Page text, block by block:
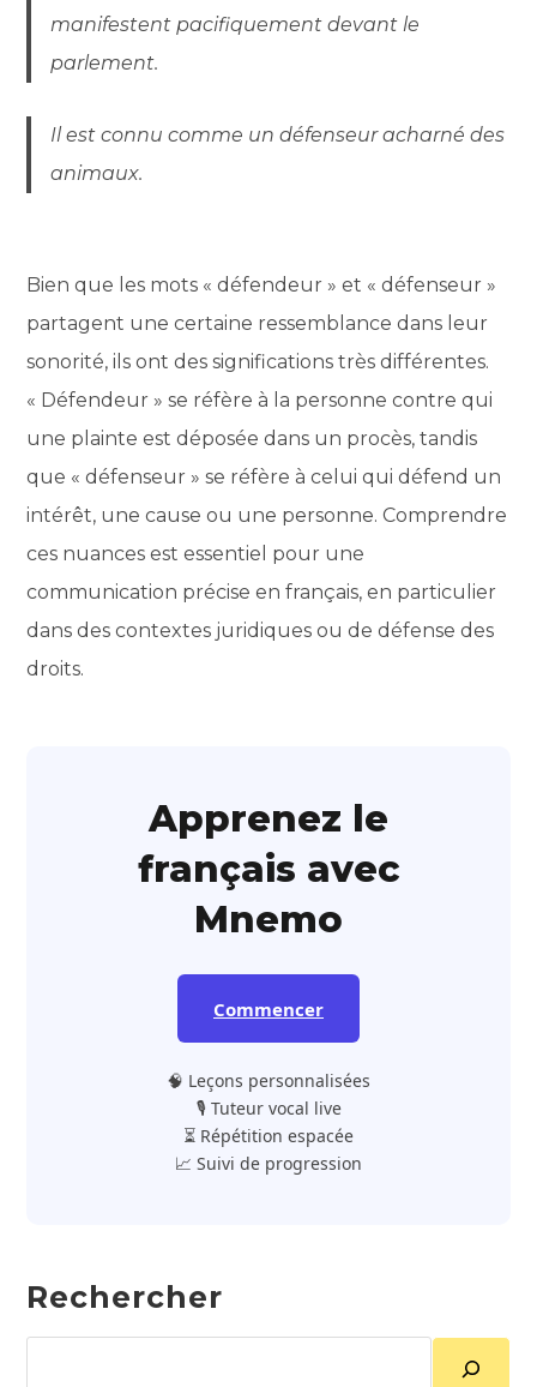
manifestent pacifiquement devant le
parlement.
Il est connu comme un défenseur acharné des
animaux.
Bien que les mots « défendeur » et « défenseur »
partagent une certaine ressemblance dans leur
sonorité, ils ont des significations très différentes.
« Défendeur » se réfère à la personne contre qui
une plainte est déposée dans un procès, tandis
que « défenseur » se réfère à celui qui défend un
intérêt, une cause ou une personne. Comprendre
ces nuances est essentiel pour une
communication précise en français, en particulier
dans des contextes juridiques ou de défense des
droits.
Apprenez le
français avec
Mnemo
Commencer
🧠 Leçons personnalisées
🎙️ Tuteur vocal live
⏳ Répétition espacée
📈 Suivi de progression
Rechercher